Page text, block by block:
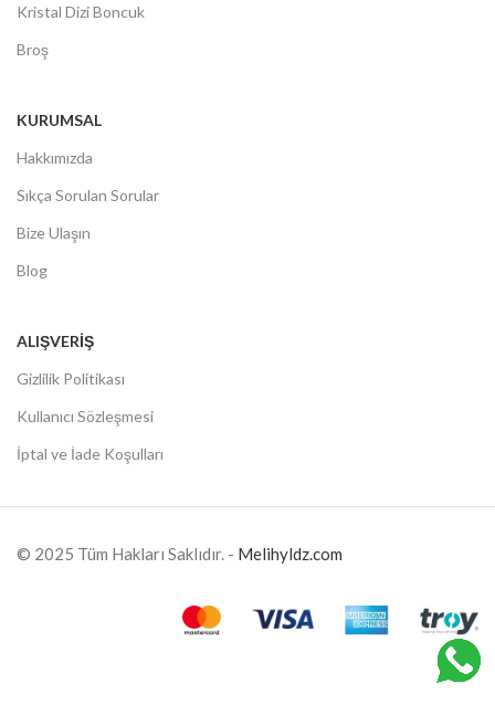
Kristal Dizi Boncuk
Broş
KURUMSAL
Hakkımızda
Sıkça Sorulan Sorular
Bize Ulaşın
Blog
ALIŞVERIŞ
Gizlilik Politikası
Kullanıcı Sözleşmesi
İptal ve İade Koşulları
© 2025 Tüm Hakları Saklıdır. - Melihyldz.com